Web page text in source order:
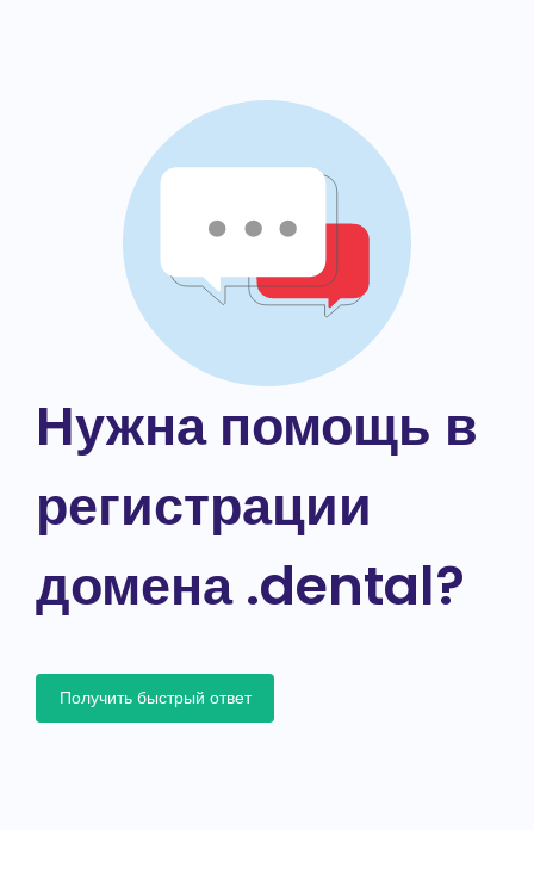
Нужна помощь в
регистрации
домена .dental?
Получить быстрый ответ